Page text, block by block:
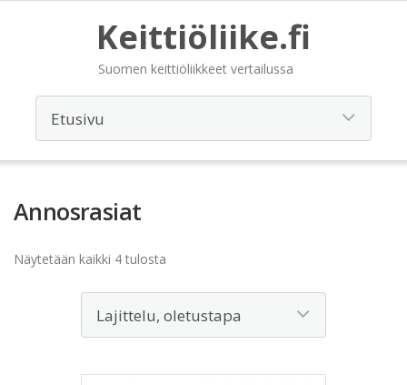
Keittiöliike.fi
Suomen keittiöliikkeet vertailussa
Annosrasiat
Näytetään kaikki 4 tulosta